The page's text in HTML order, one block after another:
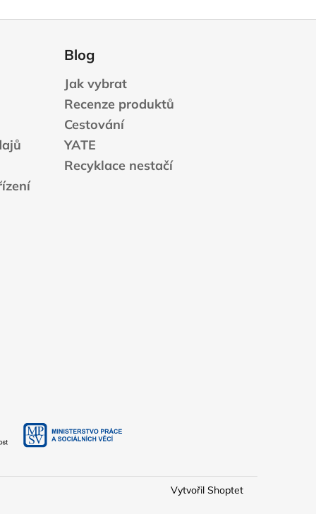
Blog
Jak vybrat
Recenze produktů
Cestování
YATE
Recyklace nestačí
Vytvořil Shoptet